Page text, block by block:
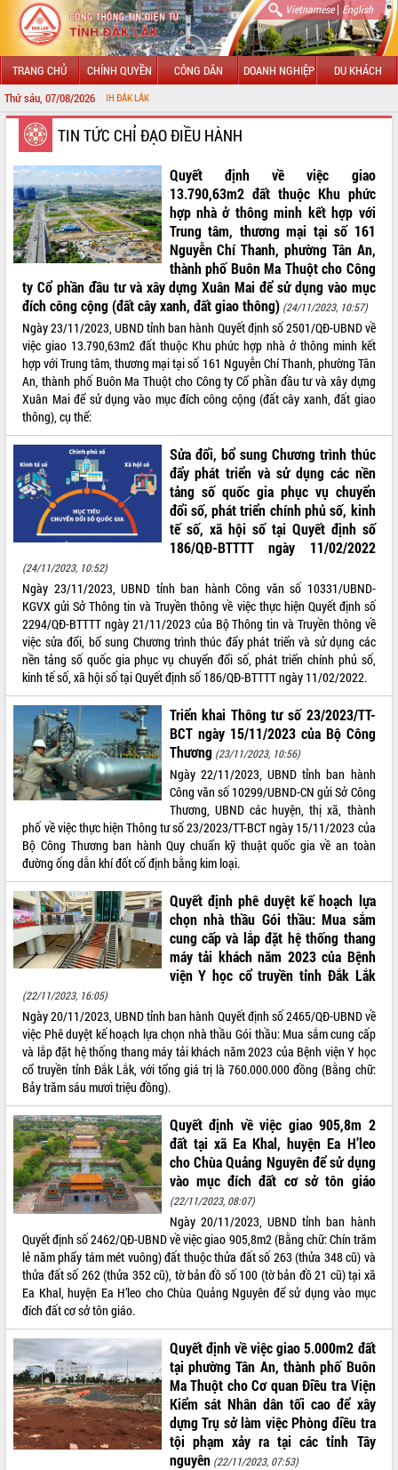
Vietnamese| English
TRANG CHỦ CHÍNH QUYỀN CÔNG DÂN DOANH NGHIỆP DU KHÁCH
Thứ sáu, 07/08/2026
GIỚI THIỆU
LÃNH ĐẠO UBND TỈNH
TIN TỨC SỰ KIỆN
SỞ, BAN, NGÀNH
THÔNG TIN CHỈ ĐẠO ĐIỀU HÀNH
HỆ THỐNG VĂN BẢN
VĂN BẢN HĐND TỈNH
ĐIỂM TIN VĂN BẢN
QUY HOẠCH - KẾ HOẠCH
VIDEO
Không có file video nào để phát.
ALBUM ẢNH
LIÊN KẾT WEB
THỐNG KÊ TRUY CẬP
Hôm nay: 14122
Tất cả: 66026862
TIN TỨC CHỈ ĐẠO ĐIỀU HÀNH
Quyết định về việc giao
13.790,63m2 đất thuộc Khu phức
hợp nhà ở thông minh kết hợp với
Trung tâm, thương mại tại số 161
Nguyễn Chí Thanh, phường Tân An,
thành phố Buôn Ma Thuột cho Công
ty Cổ phần đầu tư và xây dựng Xuân Mai để sử dụng vào mục
đích công cộng (đất cây xanh, đất giao thông) (24/11/2023, 10:57)
Ngày 23/11/2023, UBND tỉnh ban hành Quyết định số 2501/QĐ-UBND về
việc giao 13.790,63m2 đất thuộc Khu phức hợp nhà ở thông minh kết
hợp với Trung tâm, thương mại tại số 161 Nguyễn Chí Thanh, phường Tân
An, thành phố Buôn Ma Thuột cho Công ty Cổ phần đầu tư và xây dựng
Xuân Mai để sử dụng vào mục đích công cộng (đất cây xanh, đất giao
thông), cụ thể:
Sửa đổi, bổ sung Chương trình thúc
đẩy phát triển và sử dụng các nền
tảng số quốc gia phục vụ chuyển
đổi số, phát triển chính phủ số, kinh
tế số, xã hội số tại Quyết định số
186/QĐ-BTTTT ngày 11/02/2022
(24/11/2023, 10:52)
Ngày 23/11/2023, UBND tỉnh ban hành Công văn số 10331/UBND-
KGVX gửi Sở Thông tin và Truyền thông về việc thực hiện Quyết định số
2294/QĐ-BTTTT ngày 21/11/2023 của Bộ Thông tin và Truyền thông về
việc sửa đổi, bổ sung Chương trình thúc đẩy phát triển và sử dụng các
nền tảng số quốc gia phục vụ chuyển đổi số, phát triển chính phủ số,
kinh tế số, xã hội số tại Quyết định số 186/QĐ-BTTTT ngày 11/02/2022.
Triển khai Thông tư số 23/2023/TT-
BCT ngày 15/11/2023 của Bộ Công
Thương (23/11/2023, 10:56)
Ngày 22/11/2023, UBND tỉnh ban hành
Công văn số 10299/UBND-CN gửi Sở Công
Thương, UBND các huyện, thị xã, thành
phố về việc thực hiện Thông tư số 23/2023/TT-BCT ngày 15/11/2023 của
Bộ Công Thương ban hành Quy chuẩn kỹ thuật quốc gia về an toàn
đường ống dẫn khí đốt cố định bằng kim loại.
Quyết định phê duyệt kế hoạch lựa
chọn nhà thầu Gói thầu: Mua sắm
cung cấp và lắp đặt hệ thống thang
máy tải khách năm 2023 của Bệnh
viện Y học cổ truyền tỉnh Đắk Lắk
(22/11/2023, 16:05)
Ngày 20/11/2023, UBND tỉnh ban hành Quyết định số 2465/QĐ-UBND về
việc Phê duyệt kế hoạch lựa chọn nhà thầu Gói thầu: Mua sắm cung cấp
và lắp đặt hệ thống thang máy tải khách năm 2023 của Bệnh viện Y học
cổ truyền tỉnh Đắk Lắk, với tổng giá trị là 760.000.000 đồng (Bằng chữ:
Bảy trăm sáu mươi triệu đồng).
Quyết định về việc giao 905,8m 2
đất tại xã Ea Khal, huyện Ea H’leo
cho Chùa Quảng Nguyên để sử dụng
vào mục đích đất cơ sở tôn giáo
(22/11/2023, 08:07)
Ngày 20/11/2023, UBND tỉnh ban hành
Quyết định số 2462/QĐ-UBND về việc giao 905,8m2 (Bằng chữ: Chín trăm
lẻ năm phẩy tám mét vuông) đất thuộc thửa đất số 263 (thửa 348 cũ) và
thửa đất số 262 (thửa 352 cũ), tờ bản đồ số 100 (tờ bản đồ 21 cũ) tại xã
Ea Khal, huyện Ea H’leo cho Chùa Quảng Nguyên để sử dụng vào mục
đích đất cơ sở tôn giáo.
Quyết định về việc giao 5.000m2 đất
tại phường Tân An, thành phố Buôn
Ma Thuột cho Cơ quan Điều tra Viện
Kiểm sát Nhân dân tối cao để xây
dựng Trụ sở làm việc Phòng điều tra
tội phạm xảy ra tại các tỉnh Tây
nguyên (22/11/2023, 07:53)